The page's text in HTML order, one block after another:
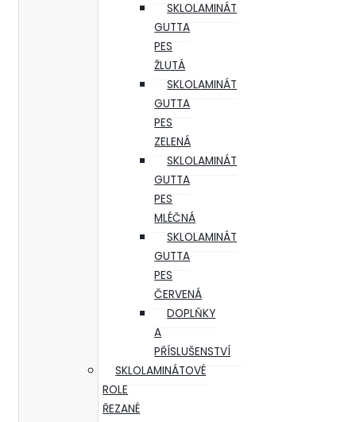
SKLOLAMINÁT
GUTTA
PES
ŽLUTÁ
SKLOLAMINÁT
GUTTA
PES
ZELENÁ
SKLOLAMINÁT
GUTTA
PES
MLÉČNÁ
SKLOLAMINÁT
GUTTA
PES
ČERVENÁ
DOPLŇKY
A
PŘÍSLUŠENSTVÍ
SKLOLAMINÁTOVÉ
ROLE
ŘEZANÉ